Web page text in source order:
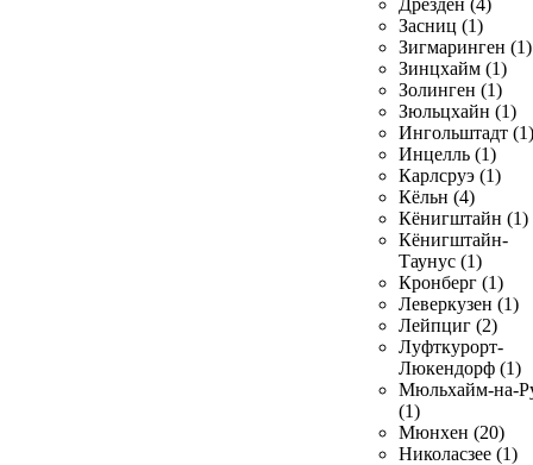
Дрезден (4)
Засниц (1)
Зигмаринген (1)
Зинцхайм (1)
Золинген (1)
Зюльцхайн (1)
Ингольштадт (1)
Инцелль (1)
Карлсруэ (1)
Кёльн (4)
Кёнигштайн (1)
Кёнигштайн-
Таунус (1)
Кронберг (1)
Леверкузен (1)
Лейпциг (2)
Луфткурорт-
Люкендорф (1)
Мюльхайм-на-
(1)
Мюнхен (20)
Николасзее (1)